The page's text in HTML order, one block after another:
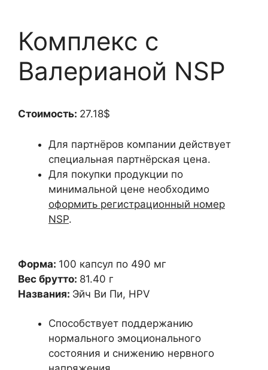
Комплекс с
Валерианой NSP
Стоимость: 27.18$
Для партнёров компании действует
специальная партнёрская цена.
Для покупки продукции по
минимальной цене необходимо
оформить регистрационный номер
NSP.
Форма: 100 капсул по 490 мг
Вес брутто: 81.40 г
Названия: Эйч Ви Пи, HPV
Способствует поддержанию
нормального эмоционального
состояния и снижению нервного